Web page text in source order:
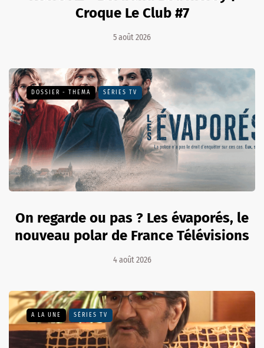
Croque Le Club #7
5 août 2026
DOSSIER - THEMA SÉRIES TV
On regarde ou pas ? Les évaporés, le
nouveau polar de France Télévisions
4 août 2026
A LA UNE SÉRIES TV